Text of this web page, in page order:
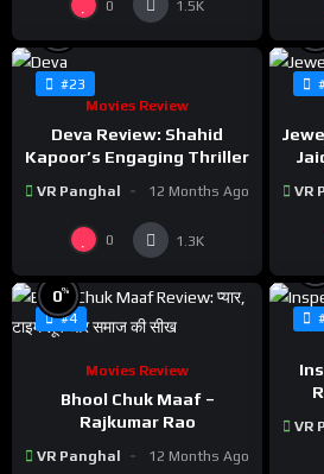
0 1.5K
#23
Movies Review
Deva Review: Shahid
Kapoor’s Engaging Thriller
VR Panghal 12 Months Ago
0 1.3K
VR
#4
0%
Movies Review
Bhool Chuk Maaf –
Rajkumar Rao
VR Panghal 12 Months Ago
VR